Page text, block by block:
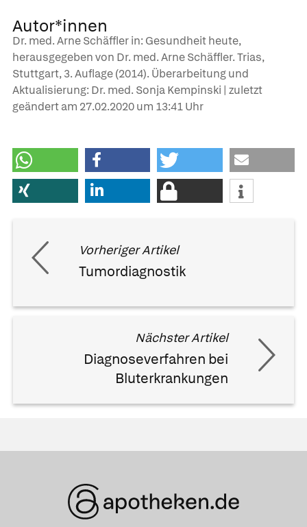
Autor*innen
Dr. med. Arne Schäffler in: Gesundheit heute,
herausgegeben von Dr. med. Arne Schäffler. Trias,
Stuttgart, 3. Auflage (2014). Überarbeitung und
Aktualisierung: Dr. med. Sonja Kempinski | zuletzt
geändert am 27.02.2020um 13:41 Uhr
Vorheriger Artikel
Tumordiagnostik
Nächster Artikel
Diagnoseverfahren bei
Bluterkrankungen